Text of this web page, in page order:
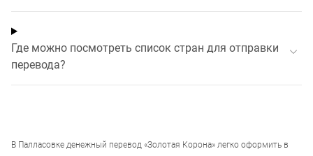
Где можно посмотреть список стран для отправки
перевода?
В Палласовке денежный перевод «Золотая Корона» легко оформить в